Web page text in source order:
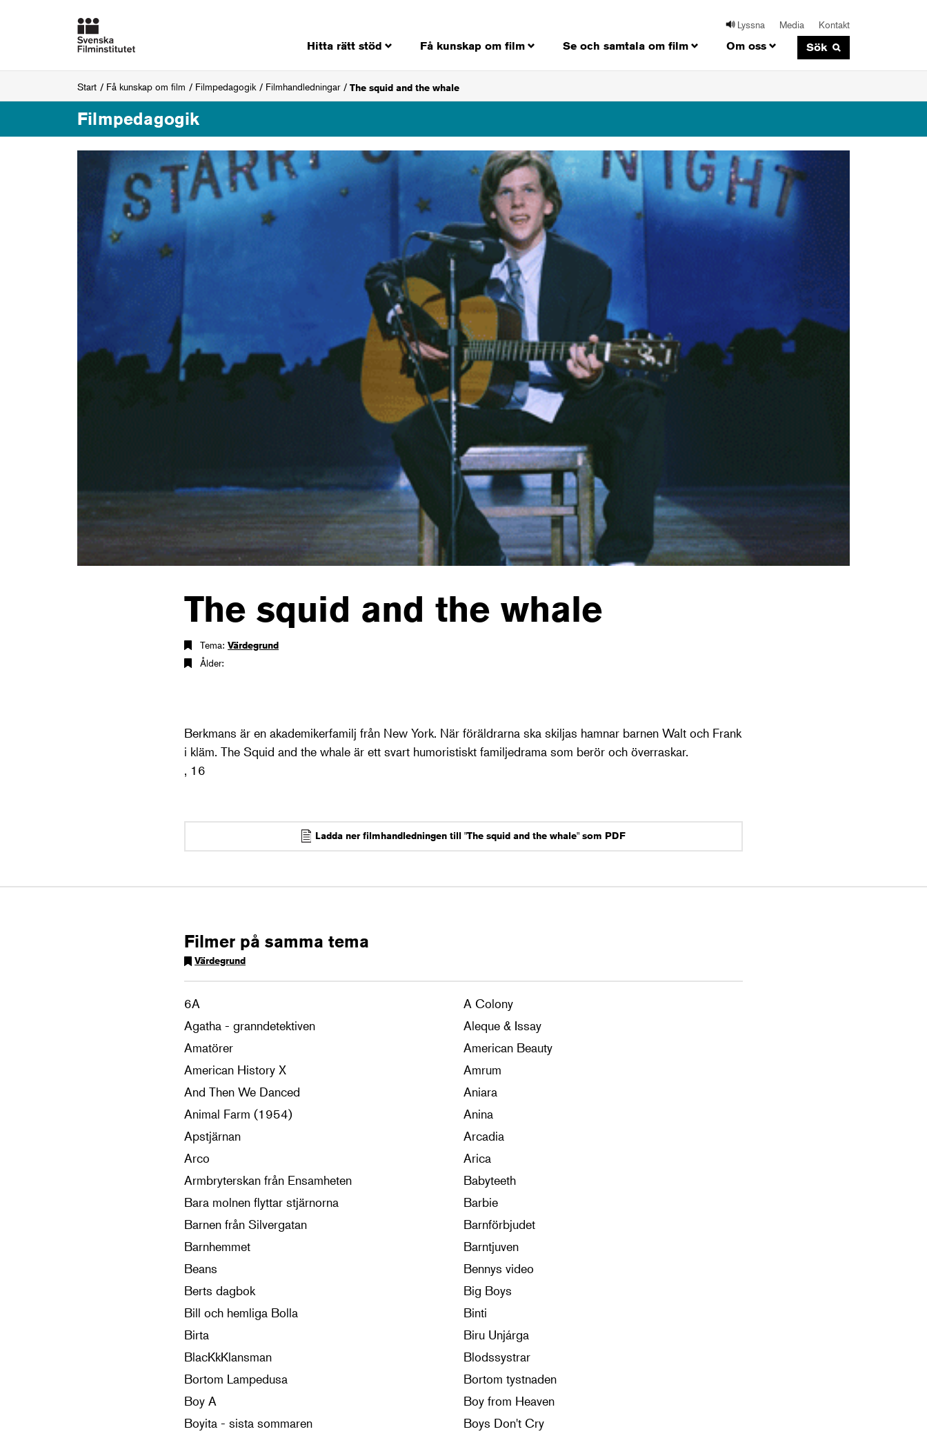
Lyssna Media Kontakt
Hitta rätt stöd Få kunskap om film Se och samtala om film Om oss Sök
Start Få kunskap om film Filmpedagogik Filmhandledningar The squid and the whale
Filmpedagogik
The squid and the whale
Tema: Värdegrund
Ålder:
Berkmans är en akademikerfamilj från New York. När föräldrarna ska skiljas hamnar barnen Walt och Frank
i kläm. The Squid and the whale är ett svart humoristiskt familjedrama som berör och överraskar.
, 16
Ladda ner filmhandledningen till "The squid and the whale" som PDF
Filmer på samma tema
Värdegrund
6A
A Colony
Agatha - granndetektiven
Aleque & Issay
Amatörer
American Beauty
American History X
Amrum
And Then We Danced
Aniara
Animal Farm (1954)
Anina
Apstjärnan
Arcadia
Arco
Arica
Armbryterskan från Ensamheten
Babyteeth
Bara molnen flyttar stjärnorna
Barbie
Barnen från Silvergatan
Barnförbjudet
Barnhemmet
Barntjuven
Beans
Bennys video
Berts dagbok
Big Boys
Bill och hemliga Bolla
Binti
Birta
Biru Unjárga
BlacKkKlansman
Blodssystrar
Bortom Lampedusa
Bortom tystnaden
Boy A
Boy from Heaven
Boyita - sista sommaren
Boys Don't Cry